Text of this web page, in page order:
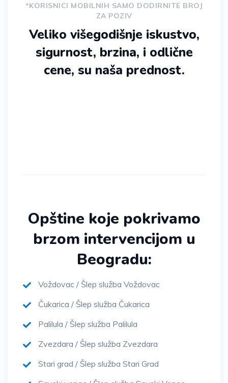
*KORISNICI MOBILNIH SAMO DODIRNITE BROJ
ZA POZIV
Veliko višegodišnje iskustvo,
sigurnost, brzina, i odlične
cene, su naša prednost.
Opštine koje pokrivamo
brzom intervencijom u
Beogradu:
Voždovac / Šlep služba Voždovac
Čukarica / Šlep služba Čukarica
Palilula / Šlep služba Palilula
Zvezdara / Šlep služba Zvezdara
Stari grad / Šlep služba Stari Grad